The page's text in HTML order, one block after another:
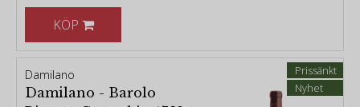
KÖP
Prissänkt
Nyhet
Damilano
Damilano - Barolo